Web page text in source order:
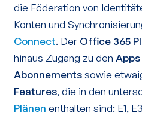
die Föderation von
Konten und
Connect. Der Office 365
hinaus Zugang zu den
Abonnementssowie
Features, die in den
Plänen enthalten sind: E1,